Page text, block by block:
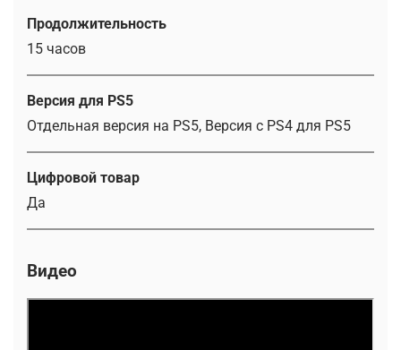
Продолжительность
15 часов
Версия для PS5
Отдельная версия на PS5, Версия с PS4 для PS5
Цифровой товар
Да
Видео